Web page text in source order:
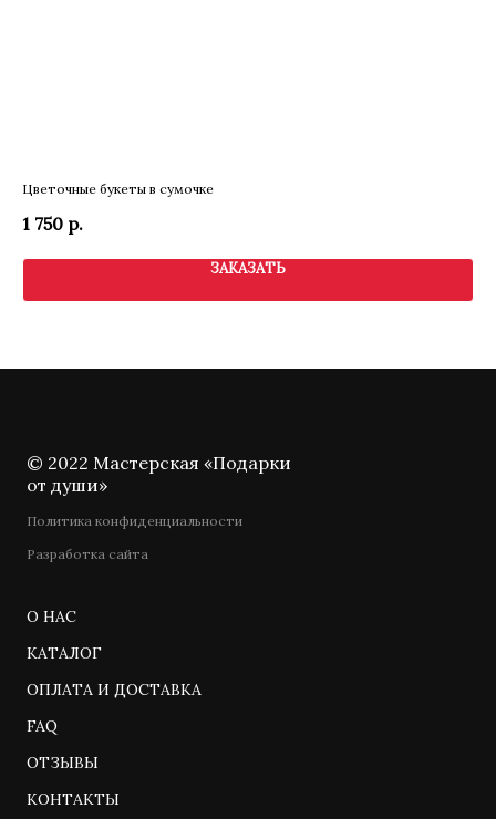
Цветочные букеты в сумочке
1 750 р.
ЗАКАЗАТЬ
© 2022 Мастерская «Подарки
от души»
Политика конфиденциальности
Разработка сайта
О НАС
КАТАЛОГ
ОПЛАТА И ДОСТАВКА
FAQ
ОТЗЫВЫ
КОНТАКТЫ